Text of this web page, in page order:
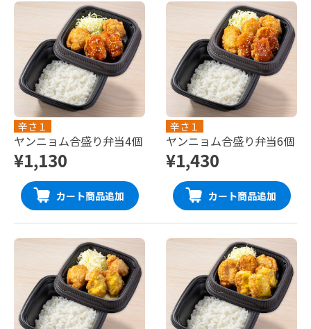
辛さ１
ヤンニョム合盛り弁当4個
¥1,130
カート商品追加
辛さ１
ヤンニョム合盛り弁当6個
¥1,430
カート商品追加